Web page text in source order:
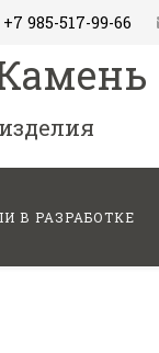
+7 985-517-99-66
В РАЗРАБОТКЕ